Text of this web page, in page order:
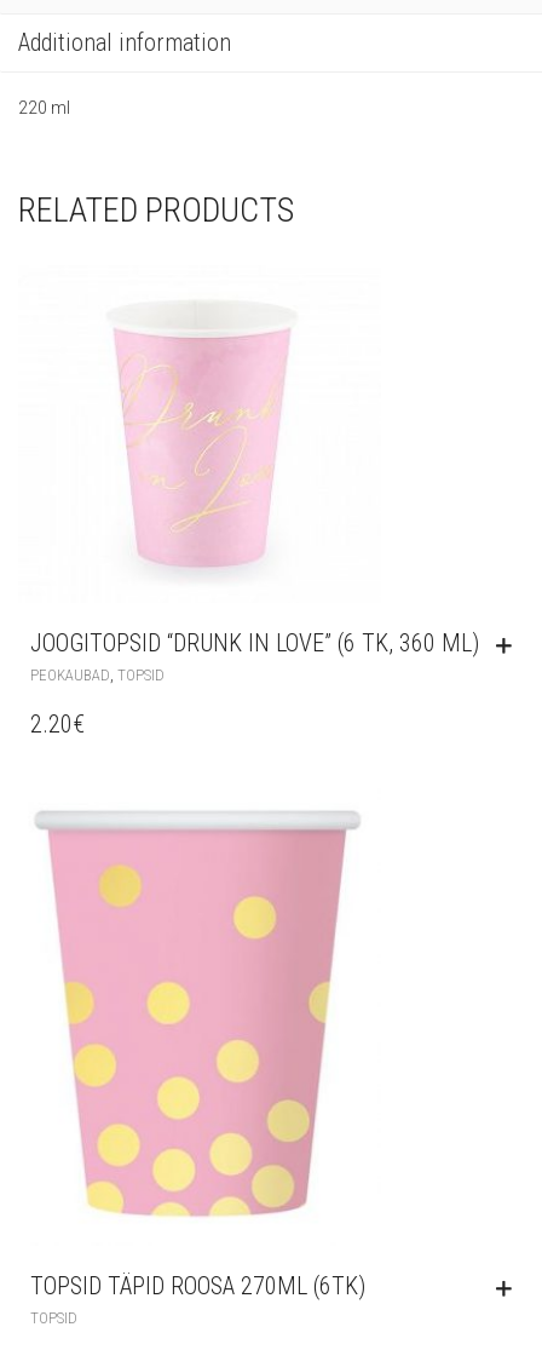
Additional information
220 ml
RELATED PRODUCTS
JOOGITOPSID “DRUNK IN LOVE” (6 TK, 360 ML)
PEOKAUBAD TOPSID
2.20€
TOPSID TÄPID ROOSA 270ML (6TK)
TOPSID